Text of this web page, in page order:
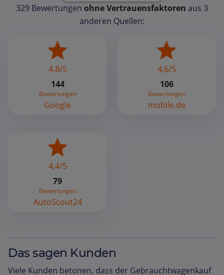
329 Bewertungen ohne Vertrauensfaktoren aus 3
anderen Quellen:
4,8/5
144
Bewertungen
Google
4,6/5
106
Bewertungen
mobile.de
4,4/5
79
Bewertungen
AutoScout24
Das sagen Kunden
Viele Kunden betonen, dass der Gebrauchtwagenkauf